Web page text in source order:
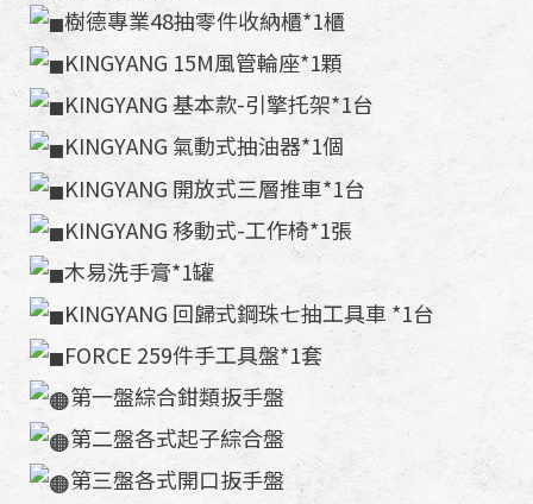
樹德專業48抽零件收納櫃*1櫃
KINGYANG 15M風管輪座*1顆
KINGYANG 基本款-引擎托架*1台
KINGYANG 氣動式抽油器*1個
KINGYANG 開放式三層推車*1台
KINGYANG 移動式-工作椅*1張
木易洗手膏*1罐
KINGYANG 回歸式鋼珠七抽工具車 *1台
FORCE 259件手工具盤*1套
第一盤綜合鉗類扳手盤
第二盤各式起子綜合盤
第三盤各式開口扳手盤